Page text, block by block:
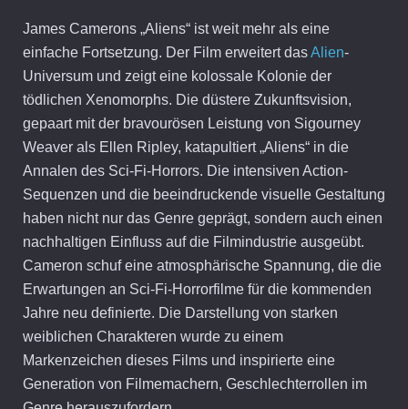
James Camerons „Aliens“ ist weit mehr als eine
einfache Fortsetzung. Der Film erweitert dasAlien-
Universum und zeigt eine kolossale Kolonie der
tödlichen Xenomorphs. Die düstere Zukunftsvision,
gepaart mit der bravourösen Leistung von Sigourney
Weaver als Ellen Ripley, katapultiert „Aliens“ in die
Annalen des Sci-Fi-Horrors. Die intensiven Action-
Sequenzen und die beeindruckende visuelle Gestaltung
haben nicht nur das Genre geprägt, sondern auch einen
nachhaltigen Einfluss auf die Filmindustrie ausgeübt.
Cameron schuf eine atmosphärische Spannung, die die
Erwartungen an Sci-Fi-Horrorfilme für die kommenden
Jahre neu definierte. Die Darstellung von starken
weiblichen Charakteren wurde zu einem
Markenzeichen dieses Films und inspirierte eine
Generation von Filmemachern, Geschlechterrollen im